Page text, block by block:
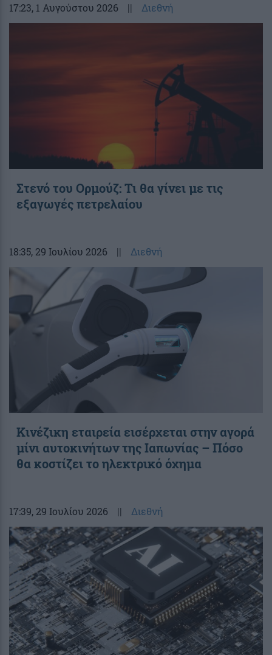
17:23, 1 Αυγούστου 2026 || Διεθνή
Στενό του Ορμούζ: Τι θα γίνει με τις
εξαγωγές πετρελαίου
18:35, 29 Ιουλίου 2026 || Διεθνή
Κινέζικη εταιρεία εισέρχεται στην αγορά
μίνι αυτοκινήτων της Ιαπωνίας – Πόσο
θα κοστίζει το ηλεκτρικό όχημα
17:39, 29 Ιουλίου 2026 || Διεθνή